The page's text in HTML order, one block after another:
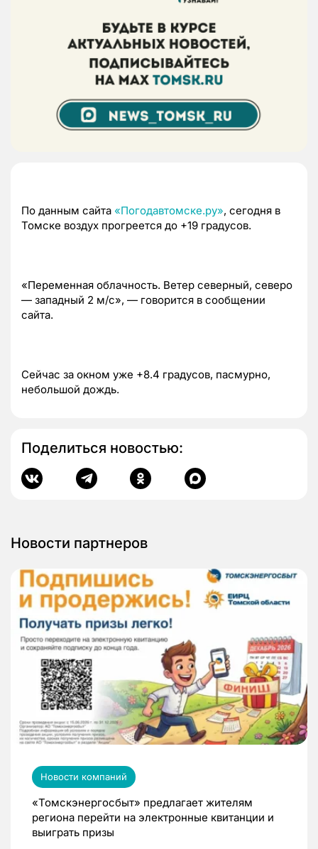
По данным сайта «Погодавтомске.ру», сегодня в
Томске воздух прогреется до +19 градусов.
«Переменная облачность. Ветер северный, северо
— западный 2 м/с», — говорится в сообщении
сайта.
Сейчас за окном уже +8.4 градусов, пасмурно,
небольшой дождь.
Поделиться новостью:
Новости партнеров
Новости компаний
«Томскэнергосбыт» предлагает жителям
региона перейти на электронные квитанции и
выиграть призы